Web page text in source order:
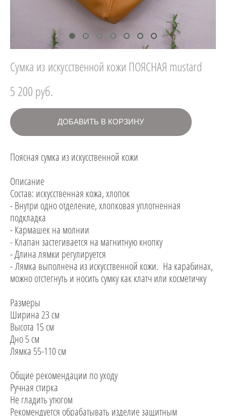
Сумка из искусственной кожи ПОЯСНАЯ mustard
5 200 pуб.
ДОБАВИТЬ В КОРЗИНУ
Поясная сумка из искусственной кожи
Описание
Состав: искусственная кожа, хлопок
- Внутри одно отделение, хлопковая уплотненная
подкладка
- Кармашек на молнии
- Клапан застегивается на магнитную кнопку
- Длина лямки регулируется
- Лямка выполнена из искусственной кожи. На карабинах,
можно отстегнуть и носить сумку как клатч или косметичку
Размеры
Ширина 23 см
Высота 15 см
Дно 5 см
Лямка 55-110 см
Общие рекомендации по уходу
Ручная стирка
Не гладить утюгом
Рекомендуется обрабатывать изделие защитным